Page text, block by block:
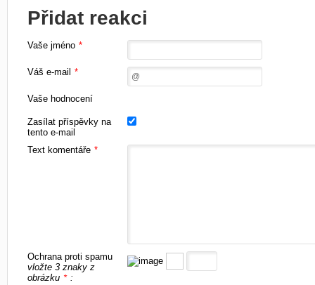
Přidat reakci
Vaše jméno *
Váš e-mail *
Vaše hodnocení
Zasílat příspěvky na
tento e-mail
Text komentáře *
Ochrana proti spamu
vložte 3 znaky z
obrázku * :